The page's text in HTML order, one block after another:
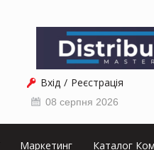
Вхід Реєстрація
08 серпня 2026
Маркетинг Каталог